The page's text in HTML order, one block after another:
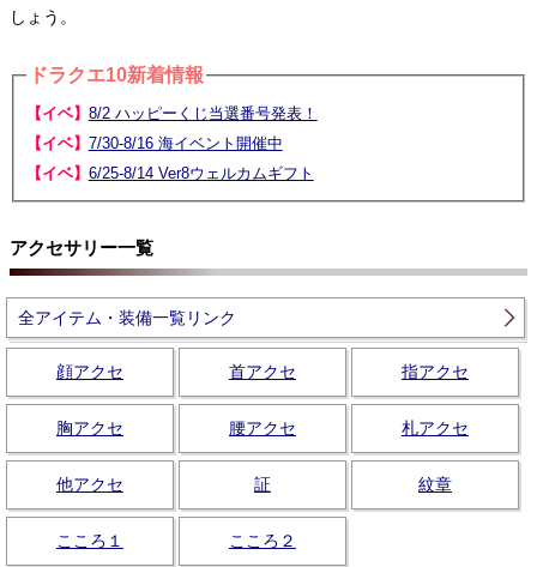
しょう。
ドラクエ10新着情報
【イベ】 8/2 ハッピーくじ当選番号発表！
【イベ】 7/30-8/16 海イベント開催中
【イベ】 6/25-8/14 Ver8ウェルカムギフト
アクセサリー一覧
全アイテム・装備一覧リンク
顔アクセ 首アクセ 指アクセ
胸アクセ 腰アクセ 札アクセ
他アクセ 証 紋章
こころ１ こころ２